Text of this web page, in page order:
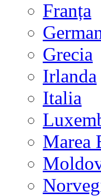
Franța
Grecia
Irlanda
Italia
Marea